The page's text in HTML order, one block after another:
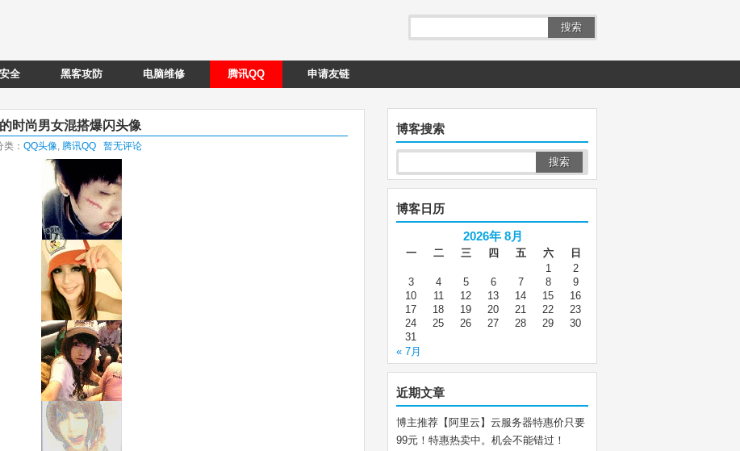
搜索
全 黑客攻防 电脑维修 腾讯QQ 申请友链
时尚男女混搭爆闪头像
： QQ头像, 腾讯QQ 暂无评论
博客搜索
博客日历
2026年 8月
一 二 三 四 五 六
日
1
2
3
4 5 6 7 8
9
10
11 12 13 14 15
16
17
18 19 20 21 22
23
24
25 26 27 28 29
30
31
« 7月
近期文章
博主推荐【阿里云】云服务器特惠价只要
99元！特惠热卖中。机会不能错过！